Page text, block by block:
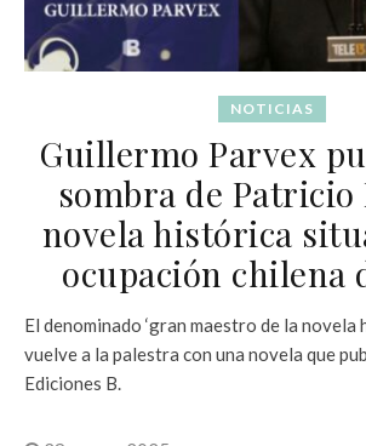
NOTICIAS
Guillermo Parvex
sombra de Patricio
novela histórica
ocupación chilena
El denominado ‘gran maestro de la novela
vuelve a la palestra con una novela que
Ediciones B.